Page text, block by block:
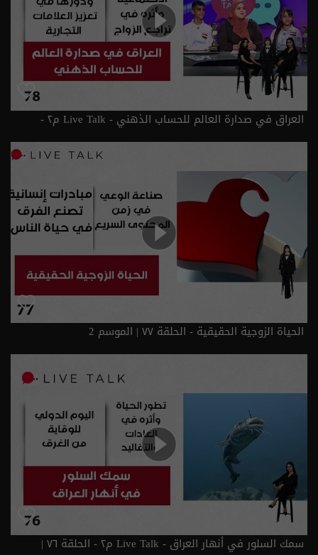
العراق في صدارة العالم للحساب الذهني - Live Talk م٢ -
الحلقة ٧٨ | الموسم 2
الحياة الزوجية الحقيقية - الحلقة ٧٧ | الموسم 2
سمك السلور في أنهار العراق - Live Talk م٢ - الحلقة ٧٦ |